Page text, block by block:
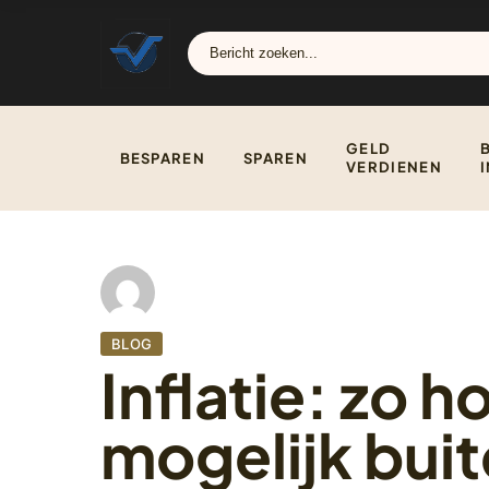
BESPAREN SPAREN
GELD
VERDIENEN
BLOG
Inflatie: zo
mogelijk